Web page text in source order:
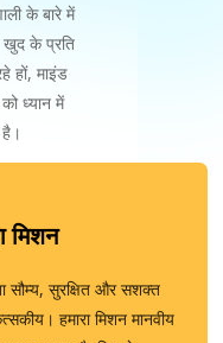
के बारे में
खुद के प्रति
हों, माइंड
ध्यान में
मिशन
सौम्य, सुरक्षित और सशक्त
हमारा मिशन मानवीय